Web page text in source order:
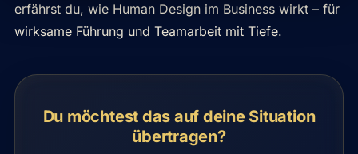
erfährst du, wie Human Design im Business wirkt – für
wirksame Führung und Teamarbeit mit Tiefe.
Du möchtest das auf deine Situation
übertragen?